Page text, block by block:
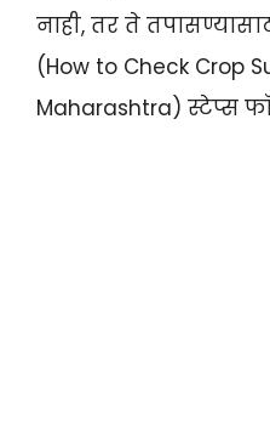
नाही, तर ते
(How to Check Crop
Maharashtra) स्टेप्स